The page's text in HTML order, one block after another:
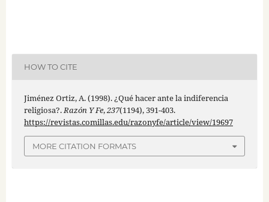
HOW TO CITE
Jiménez Ortiz, A. (1998). ¿Qué hacer ante la indiferencia
religiosa?.Razón Y Fe,237(1194), 391-403.
https://revistas.comillas.edu/razonyfe/article/view/19697
MORE CITATION FORMATS